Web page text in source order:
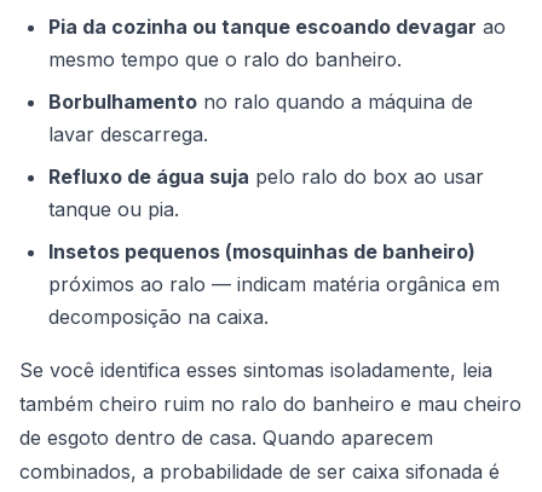
Pia da cozinha ou tanque escoando devagar ao
mesmo tempo que o ralo do banheiro.
Borbulhamento no ralo quando a máquina de
lavar descarrega.
Refluxo de água suja pelo ralo do box ao usar
tanque ou pia.
Insetos pequenos (mosquinhas de banheiro)
próximos ao ralo — indicam matéria orgânica em
decomposição na caixa.
Se você identifica esses sintomas isoladamente, leia
também cheiro ruim no ralo do banheiro e mau cheiro
de esgoto dentro de casa. Quando aparecem
combinados, a probabilidade de ser caixa sifonada é